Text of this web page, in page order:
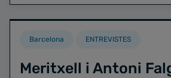
Barcelona ENTREVISTES
Meritxell i Antoni